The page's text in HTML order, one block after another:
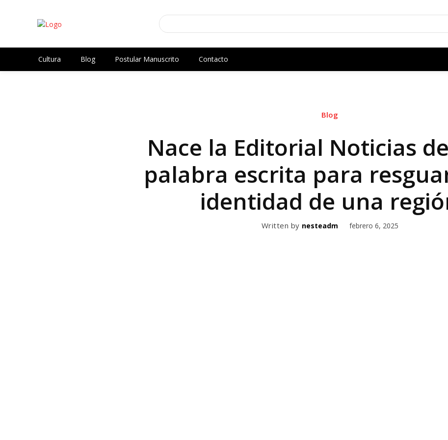
Cultura Blog Postular Manuscrito Contacto
Blog
Nace la Editorial Noticias
palabra escrita para
identidad de una
Written by nesteadm febrero 6, 2025